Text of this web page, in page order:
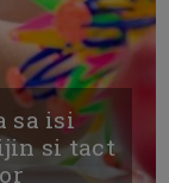
sa isi
si tact